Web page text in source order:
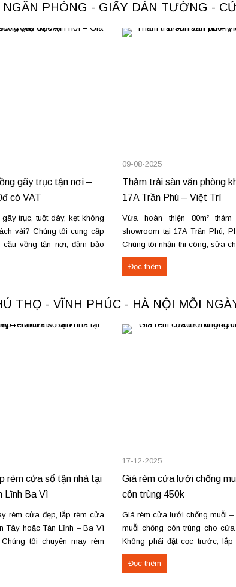
PHÒNG - GIẤY DÁN TƯỜNG -
gãy trục tận nơi –
có VAT
trục, tuột dây, kẹt không
vải? Chúng tôi cung cấp
vồng tận nơi, đảm bảo
tru và bền lâu. Thay trục,
rèm mở – đóng êm Thay
09-08-2025
Thảm trải sàn văn phòng
17A Trần Phú – Việt Trì
Vừa hoàn thiện 80m²
showroom tại 17A Trần Phú,
Chúng tôi nhận thi công, sửa
thu mua thảm cũ trên toàn
Phú Thọ. Các loại thảm đang
Đọc thêm
THỌ - VĨNH PHÚC - HÀ NỘI MỖI
rèm cửa sổ tận nhà tại
Lĩnh Ba Vì
rèm cửa đẹp, lắp rèm cửa
Tây hoặc Tản Lĩnh – Ba Vì
tôi chuyên may rèm
nhanh, đúng mẫu, đúng
tôi vừa hoàn thiện thi
17-12-2025
Giá rèm cửa lưới chống
côn trùng 450k
Giá rèm cửa lưới chống muỗi
muỗi chống côn trùng cho
Không phải đặt cọc trước,
thanh toán. Miễn phí vận
nơi, mang mẫu đến đo đạc và tư
Đọc thêm